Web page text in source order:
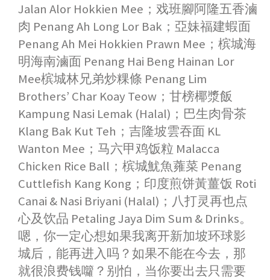
Jalan Alor Hokkien Mee；戏班腳阿隆五香滷
肉 Penang Ah Long Lor Bak；亞妹福建蝦面
Penang Ah Mei Hokkien Prawn Mee；槟城海
明海南滷面 Penang Hai Beng Hainan Lor
Mee槟城林兄弟炒粿條 Penang Lim
Brothers’ Char Koay Teow；甘榜椰漿飯
Kampung Nasi Lemak (Halal)；巴生肉骨茶
Klang Bak Kut Teh；吉隆坡雲吞面 KL
Wanton Mee；马六甲鸡饭粒 Malacca
Chicken Rice Ball；槟城魷魚蕹菜 Penang
Cuttlefish Kang Kong；印度煎饼黃薑饭 Roti
Canai & Nasi Briyani (Halal)；八打灵再也点
心及饮品 Petaling Jaya Dim Sum & Drinks。
嗯，你一定心想如果我离开新加坡环球影
城后，能再进入吗？如果不能在今去，那
就很浪费钱囖？别怕，当你要出去只需要